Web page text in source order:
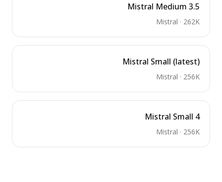
Mistral Medium 3.5
Mistral · 262K
Mistral Small (latest)
Mistral · 256K
Mistral Small 4
Mistral · 256K